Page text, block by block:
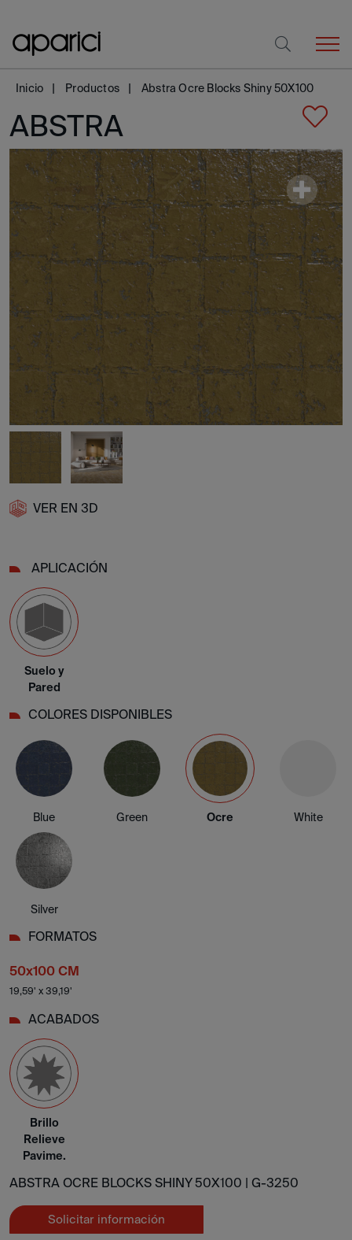
Inicio Productos Abstra Ocre Blocks Shiny 50X100
ABSTRA
VER EN 3D
APLICACIÓN
Suelo y
Pared
COLORES DISPONIBLES
Blue Green Ocre White
Silver
FORMATOS
50x100 CM
19,59' x 39,19'
ACABADOS
Brillo
Relieve
Pavime.
ABSTRA OCRE BLOCKS SHINY 50X100 | G-3250
Solicitar información